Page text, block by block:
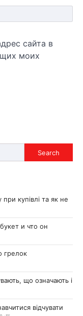
сайта в
моих
Search
купівлі та як не
и что он
грелок
що означають і
відчувати